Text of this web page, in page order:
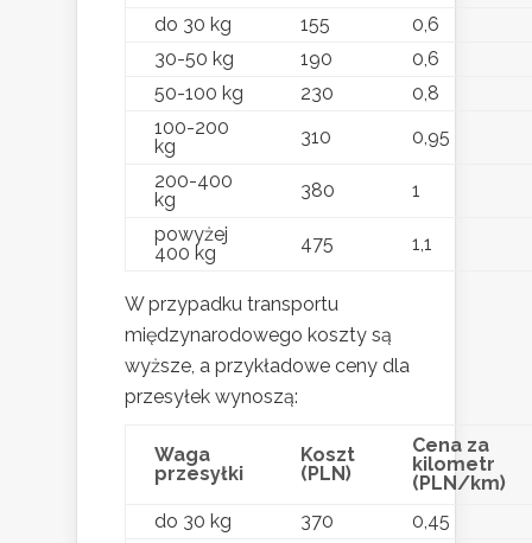
do 30 kg
155
0,6
30-50 kg
190
0,6
50-100 kg
230
0,8
100-200
kg
310
0,95
200-400
kg
380
1
powyżej
400 kg
475 1,1
W przypadku transportu
międzynarodowego koszty są
wyższe, a przykładowe ceny dla
przesyłek wynoszą:
Waga
przesyłki
Koszt
(PLN)
Cena za
kilometr
(PLN/km)
do 30 kg
370
0,45